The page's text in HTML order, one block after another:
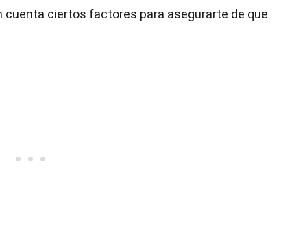
ciertos factores para asegurarte de que